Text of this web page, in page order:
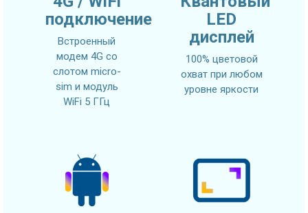
подключение
Встроенный
модем 4G со
слотом micro-
sim и модуль
WiFi 5 ГГц
LED
дисплей
100% цветовой
охват при любом
уровне яркости